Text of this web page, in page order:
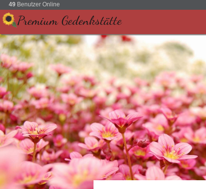
49 Benutzer Online
Premium Gedenkstätte